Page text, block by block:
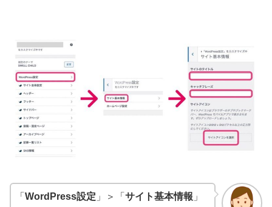
「 WordPress設定 」＞「 サイト基本情報 」